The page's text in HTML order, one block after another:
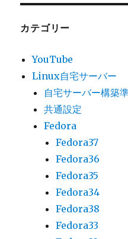
カテゴリー
YouTube
Linux自宅サーバー
自宅サーバー構築
共通設定
Fedora
Fedora37
Fedora36
Fedora35
Fedora34
Fedora38
Fedora33